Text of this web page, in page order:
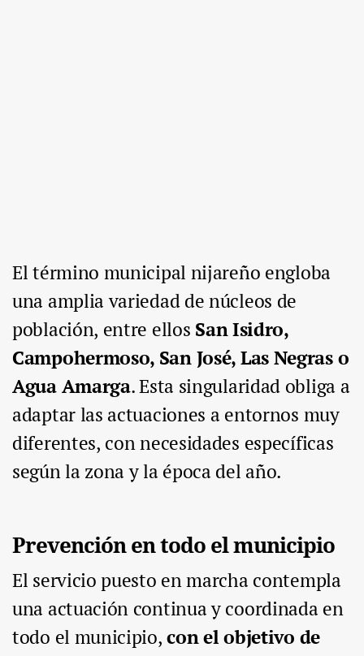
El término municipal nijareño engloba
una amplia variedad de núcleos de
población, entre ellos San Isidro,
Campohermoso, San José, Las Negras o
Agua Amarga. Esta singularidad obliga a
adaptar las actuaciones a entornos muy
diferentes, con necesidades específicas
según la zona y la época del año.
Prevención en todo el municipio
El servicio puesto en marcha contempla
una actuación continua y coordinada en
todo el municipio,con el objetivo de